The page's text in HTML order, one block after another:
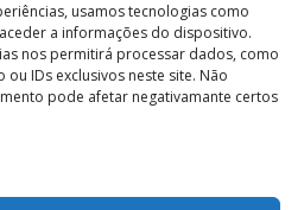
usamos tecnologias como
a informações do dispositivo.
nos permitirá processar dados, como
IDs exclusivos neste site. Não
pode afetar negativamante certos